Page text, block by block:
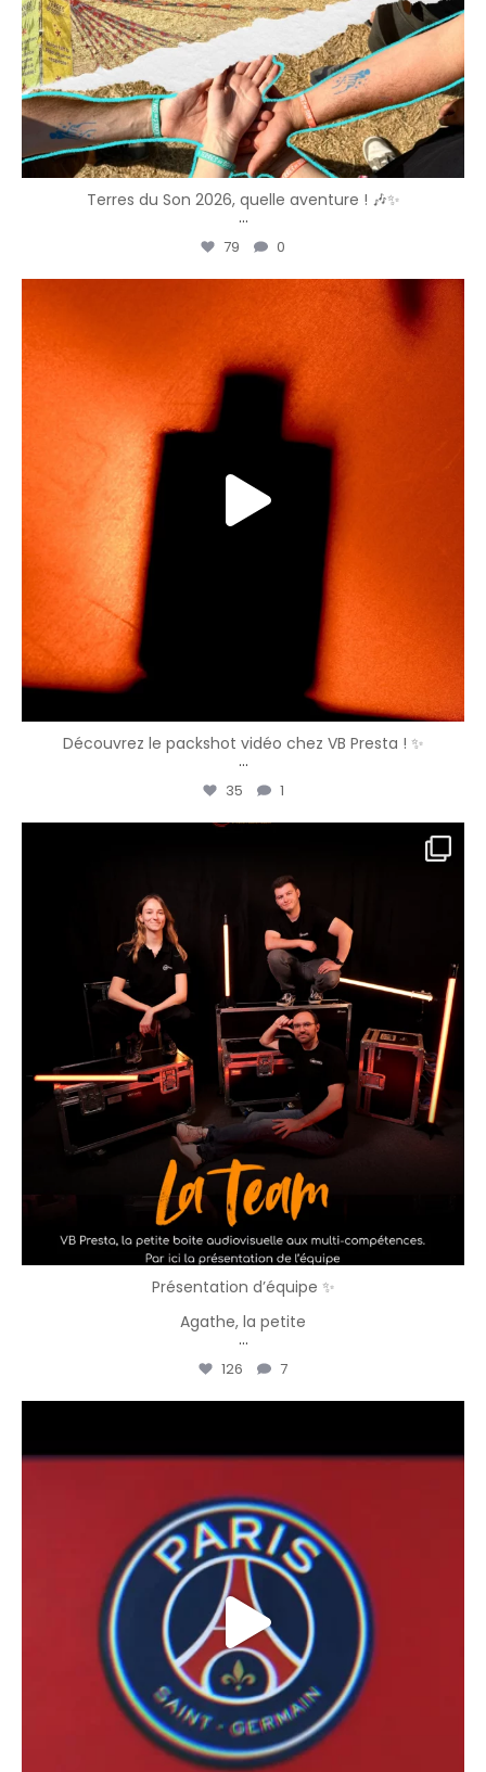
Terres du Son 2026, quelle aventure ! 🎶✨
...
79 0
Découvrez le packshot vidéo chez VB Presta ! ✨
...
35 1
Présentation d’équipe ✨
Agathe, la petite
...
126 7